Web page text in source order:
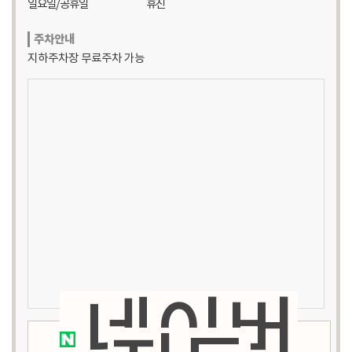
일요일/공휴일 휴진
주차안내
지하주차장 무료주차 가능